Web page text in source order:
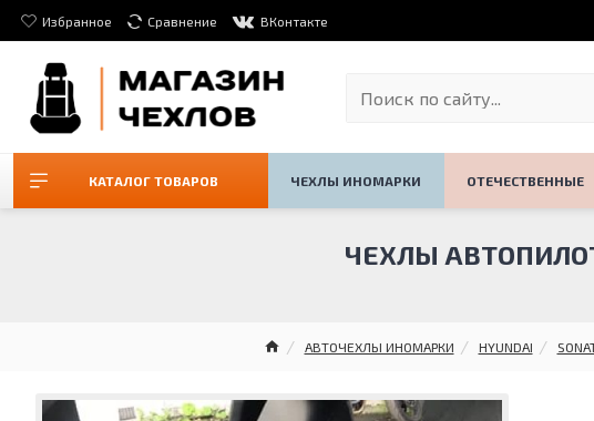
Избранное Сравнение ВКонтакте
КАТАЛОГ ТОВАРОВ ЧЕХЛЫ ИНОМАРКИ ОТЕЧЕСТВЕННЫЕ
АВТОЧЕХЛЫ ИНОМАРКИ HYUNDAI
ЧЕХЛЫ АВТОПИЛОТ